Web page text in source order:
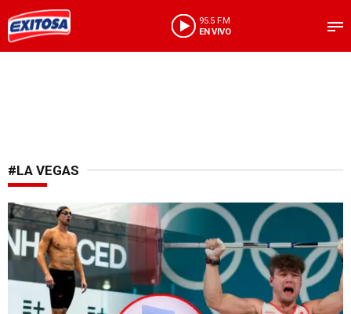
95.5 FM
EN VIVO
#LA VEGAS
Juegos extremos